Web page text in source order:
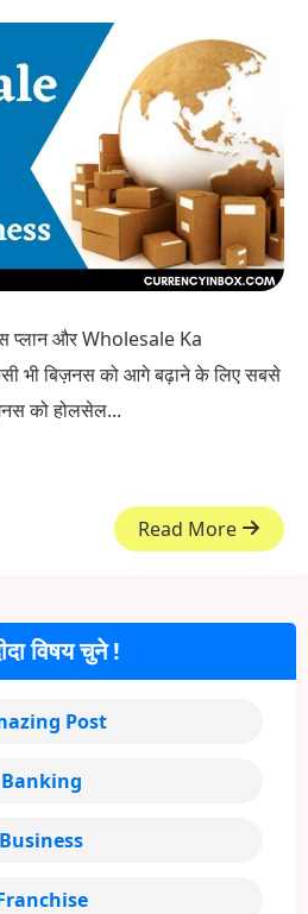
प्लान और Wholesale Ka
भी बिज़नस को आगे बढ़ाने के लिए सबसे
को होलसेल...
Read More
विषय चुने !
Post
Banking
Business